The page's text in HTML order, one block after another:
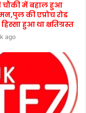
चौकी में बहाल हुआ
की एप्रोच रोड
हुआ था क्षतिग्रस्त
ago